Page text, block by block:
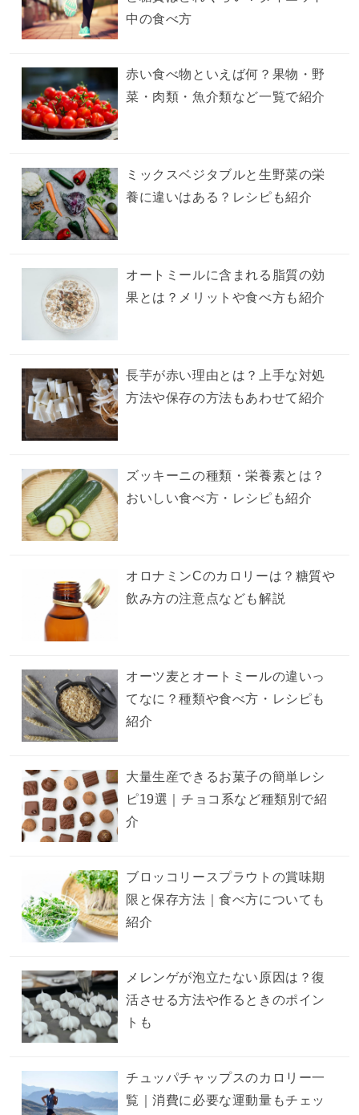
中の食べ方
赤い食べ物といえば何？果物・野
菜・肉類・魚介類など一覧で紹介
ミックスベジタブルと生野菜の栄
養に違いはある？レシピも紹介
オートミールに含まれる脂質の効
果とは？メリットや食べ方も紹介
長芋が赤い理由とは？上手な対処
方法や保存の方法もあわせて紹介
ズッキーニの種類・栄養素とは？
おいしい食べ方・レシピも紹介
オロナミンCのカロリーは？糖質や
飲み方の注意点なども解説
オーツ麦とオートミールの違いっ
てなに？種類や食べ方・レシピも
紹介
大量生産できるお菓子の簡単レシ
ピ19選｜チョコ系など種類別で紹
介
ブロッコリースプラウトの賞味期
限と保存方法｜食べ方についても
紹介
メレンゲが泡立たない原因は？復
活させる方法や作るときのポイン
トも
チュッパチャップスのカロリー一
覧｜消費に必要な運動量もチェッ